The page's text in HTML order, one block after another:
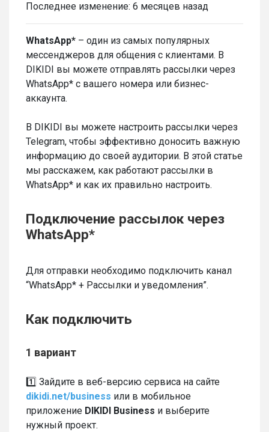
Последнее изменение: 6 месяцев назад
WhatsApp* – один из самых популярных
мессенджеров для общения с клиентами. В
DIKIDI вы можете отправлять рассылки через
WhatsApp* с вашего номера или бизнес-
аккаунта.
В DIKIDI вы можете настроить рассылки через
Telegram, чтобы эффективно доносить важную
информацию до своей аудитории. В этой статье
мы расскажем, как работают рассылки в
WhatsApp* и как их правильно настроить.
Подключение рассылок через
WhatsApp*
Для отправки необходимо подключить канал
“WhatsApp* + Рассылки и уведомления”.
Как подключить
1 вариант
1️⃣ Зайдите в веб-версию сервиса на сайте
dikidi.net/business или в мобильное
приложение DIKIDI Business и выберите
нужный проект.